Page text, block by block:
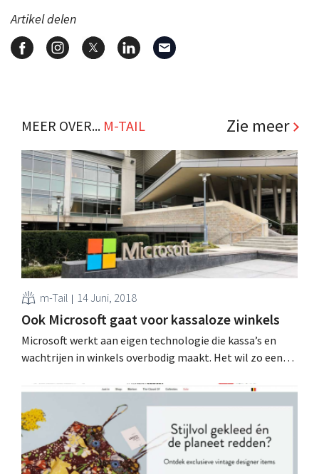
Artikel delen
MEER OVER... M-TAIL Zie meer
m-Tail 14 Juni, 2018
Ook Microsoft gaat voor kassaloze winkels
Microsoft werkt aan eigen technologie die kassa’s en
wachtrijen in winkels overbodig maakt. Het wil zo een
strijd tegen Amazon Go. Winkelkar automatisch
scannen Kassaloze winkels zijn de nieuwe hype in
retailland, zeker in supermarkten en buurtwinkels:
behalve de volledig kassaloze...